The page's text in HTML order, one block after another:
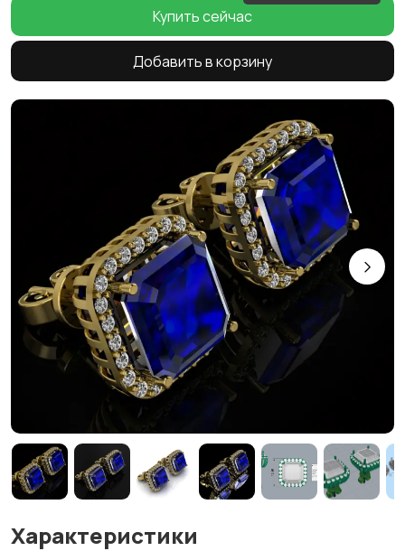
Характеристики
Купить сейчас
Добавить в корзину